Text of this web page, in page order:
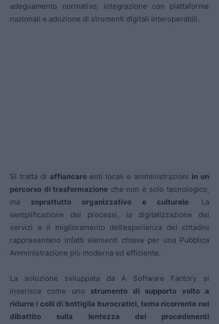
adeguamento normativo, integrazione con piattaforme
nazionali e adozione di strumenti digitali interoperabili.
Si tratta di affiancare enti locali e amministrazioni in un
percorso di trasformazione che non è solo tecnologico,
ma soprattutto organizzativo e culturale. La
semplificazione dei processi, la digitalizzazione dei
servizi e il miglioramento dell’esperienza dei cittadini
rappresentano infatti elementi chiave per una Pubblica
Amministrazione più moderna ed efficiente.
La soluzione sviluppata da A Software Factory si
inserisce come uno strumento di supporto volto a
ridurre i colli di bottiglia burocratici, tema ricorrente nel
dibattito sulla lentezza dei procedimenti